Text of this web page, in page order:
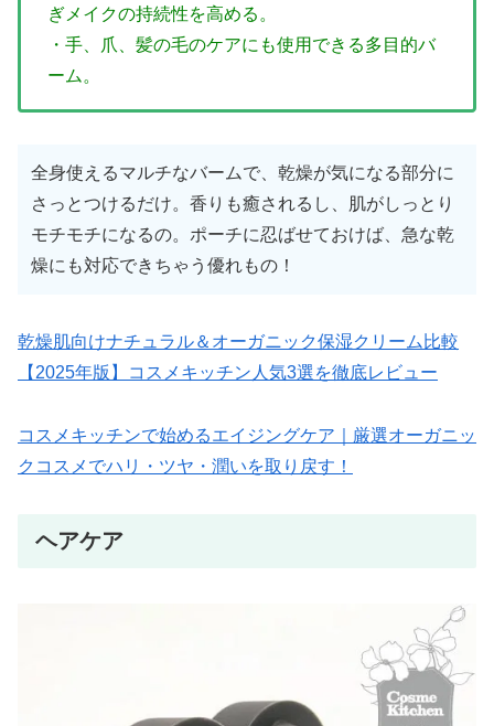
ぎメイクの持続性を高める。
・手、爪、髪の毛のケアにも使用できる多目的バ
ーム。
全身使えるマルチなバームで、乾燥が気になる部分に
さっとつけるだけ。香りも癒されるし、肌がしっとり
モチモチになるの。ポーチに忍ばせておけば、急な乾
燥にも対応できちゃう優れもの！
乾燥肌向けナチュラル＆オーガニック保湿クリーム比較
【2025年版】コスメキッチン人気3選を徹底レビュー
コスメキッチンで始めるエイジングケア｜厳選オーガニッ
クコスメでハリ・ツヤ・潤いを取り戻す！
ヘアケア